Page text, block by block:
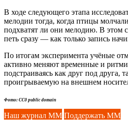
В ходе следующего этапа
мелодии тогда, когда птицы
подхватят ли они мелодию. В этом
петь сразу — как только запись
По итогам эксперимента учёные
активно меняют временные и
подстраиваясь как друг под друга,
проигрываемую на внешнем
Фото: CC0 public domain
Наш журнал ММ Поддержать ММ